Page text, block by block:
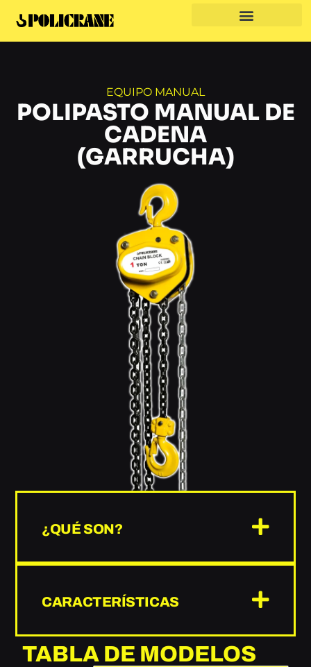
EQUIPO MANUAL
POLIPASTO MANUAL DE
CADENA
(GARRUCHA)
¿QUÉ SON?
CARACTERÍSTICAS
TABLA DE MODELOS